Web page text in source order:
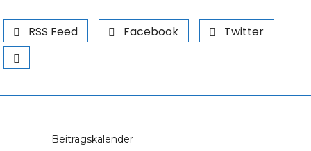
RSS Feed Facebook Twitter
Beitragskalender